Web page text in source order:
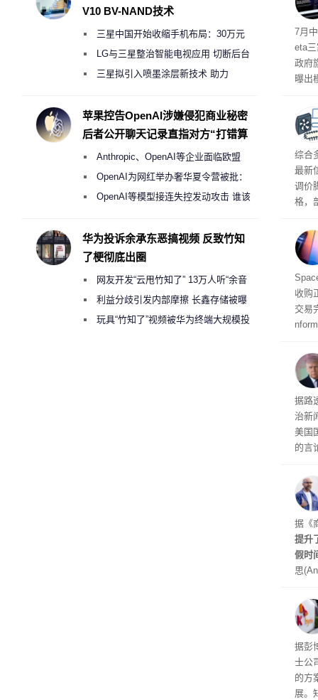
7月
eta
政府
曝出
综合
最新
调价
格，
不断
品
收购
交易
周
时间
交
议，
易预
到倒
据路
治新
美国
的言
I行业
联邦
员已
其中
提交
是
据《
提升
假时
思
在7
了这
据彭
士公
的方
展。
V10 BV-NAND技术
三星中国开始收缩手机布局：30万元
月销售额不达标门店 将被逐步清退
LG与三星整治智能电视应用 切断后台
偷偷共享带宽的违规行为
三星拟引入喷墨涂层新技术 助力
度
苹果控告OpenAI涉嫌侵犯商业秘密
后者公开聊天记录直指对方“打错算
Anthropic、OpenAI等企业面临欧盟
《人工智能法案》全新执法权限审查
OpenAI为网红举办奢华夏令营被批：
2000美元一晚 遭讽“反乌托邦”
OpenAI等模型接连失控发动攻击 谁该
华为投诉余承东恶搞视频 反致竹知
了梗彻底出圈
网友开发“云甩竹知了” 13万人听“余音
绕梁”利益分歧引发内部摩擦 长鑫存储被曝
曾将华为驻场工程师驱逐出研发基地
玩具“竹知了”视频被华为终端大规模投